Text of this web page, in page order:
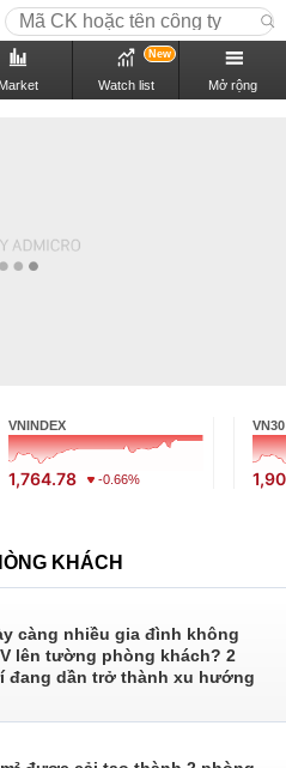
Market Watch list
New
Mở rộng
VNINDEX
1,764.78 -0.66%
VN30
KHÁCH
càng nhiều gia đình không
lên tường phòng khách? 2
đang dần trở thành xu hướng